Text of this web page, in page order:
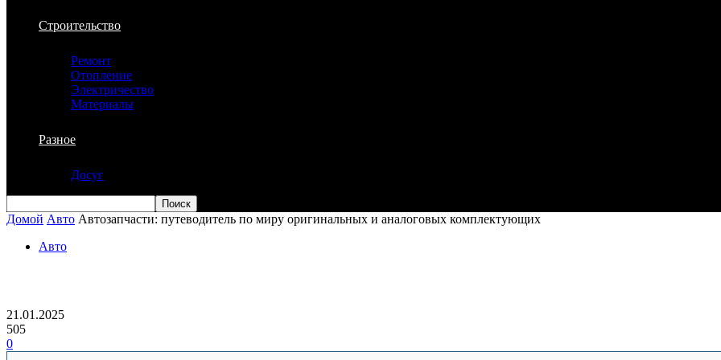
Строительство
Ремонт
Отопление
Электричество
Материалы
Разное
Досуг
Домой Авто Автозапчасти: путеводитель по миру оригинальных и аналоговых комплектующих
Авто
21.01.2025
505
0